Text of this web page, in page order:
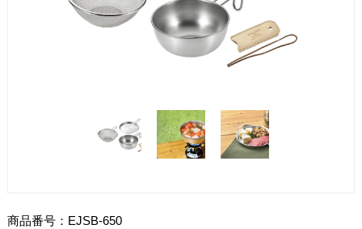
商品番号：EJSB-650